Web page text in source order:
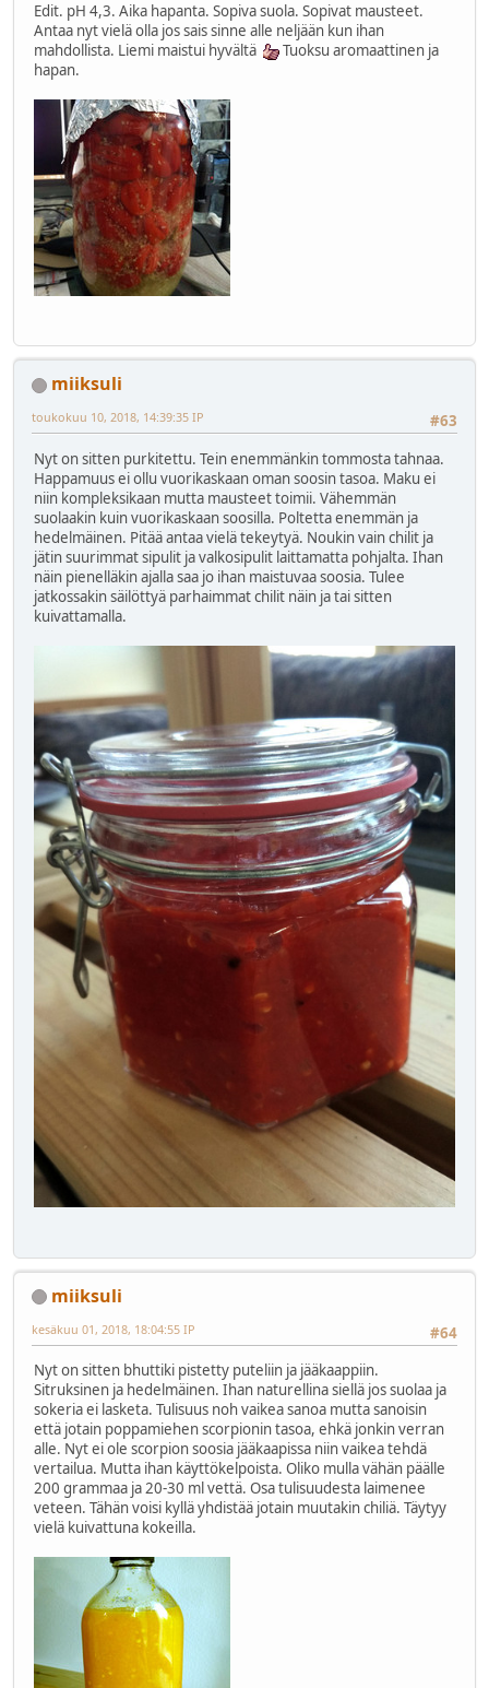
Edit. pH 4,3. Aika hapanta. Sopiva suola. Sopivat mausteet.
Antaa nyt vielä olla jos sais sinne alle neljään kun ihan
mahdollista. Liemi maistui hyvältä
Tuoksu aromaattinen ja
hapan.
miiksuli
#63
toukokuu 10, 2018, 14:39:35 IP
Nyt on sitten purkitettu. Tein enemmänkin tommosta tahnaa.
Happamuus ei ollu vuorikaskaan oman soosin tasoa. Maku ei
niin kompleksikaan mutta mausteet toimii. Vähemmän
suolaakin kuin vuorikaskaan soosilla. Poltetta enemmän ja
hedelmäinen. Pitää antaa vielä tekeytyä. Noukin vain chilit ja
jätin suurimmat sipulit ja valkosipulit laittamatta pohjalta. Ihan
näin pienelläkin ajalla saa jo ihan maistuvaa soosia. Tulee
jatkossakin säilöttyä parhaimmat chilit näin ja tai sitten
kuivattamalla.
miiksuli
#64
kesäkuu 01, 2018, 18:04:55 IP
Nyt on sitten bhuttiki pistetty puteliin ja jääkaappiin.
Sitruksinen ja hedelmäinen. Ihan naturellina siellä jos suolaa ja
sokeria ei lasketa. Tulisuus noh vaikea sanoa mutta sanoisin
että jotain poppamiehen scorpionin tasoa, ehkä jonkin verran
alle. Nyt ei ole scorpion soosia jääkaapissa niin vaikea tehdä
vertailua. Mutta ihan käyttökelpoista. Oliko mulla vähän päälle
200 grammaa ja 20-30 ml vettä. Osa tulisuudesta laimenee
veteen. Tähän voisi kyllä yhdistää jotain muutakin chiliä. Täytyy
vielä kuivattuna kokeilla.